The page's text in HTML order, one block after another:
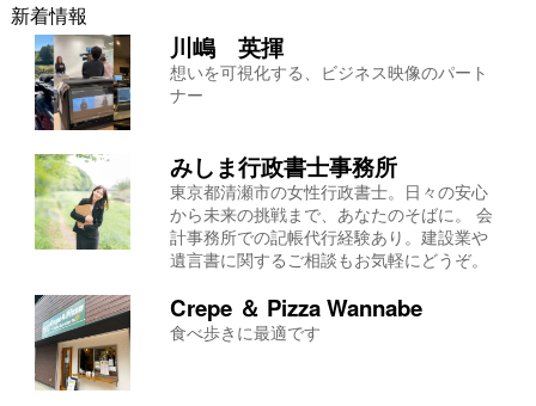
新着情報
川嶋 英揮
想いを可視化する、ビジネス映像のパート
ナー
みしま行政書士事務所
東京都清瀬市の女性行政書士。日々の安心
から未来の挑戦まで、あなたのそばに。 会
計事務所での記帳代行経験あり。建設業や
遺言書に関するご相談もお気軽にどうぞ。
Crepe ＆ Pizza Wannabe
食べ歩きに最適です